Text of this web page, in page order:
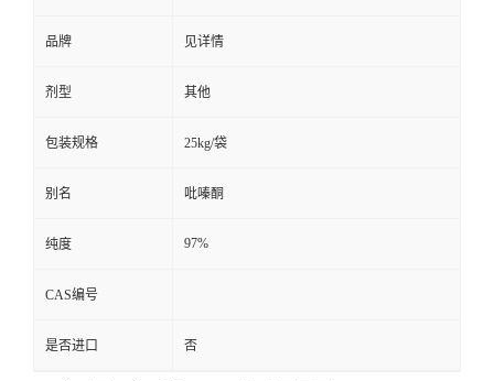
品牌 见详情
剂型 其他
包装规格 25kg/袋
别名 吡嗪酮
纯度 97%
CAS编号
是否进口 否